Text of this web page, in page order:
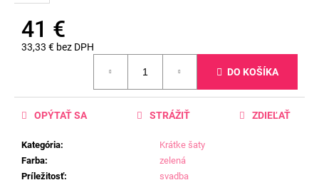
41 €
33,33 € bez DPH
DO KOŠÍKA
Kategória:
Krátke šaty
Farba:
zelená
Príležitosť:
svadba
OPÝTAŤ SA STRÁŽIŤ ZDIEĽAŤ